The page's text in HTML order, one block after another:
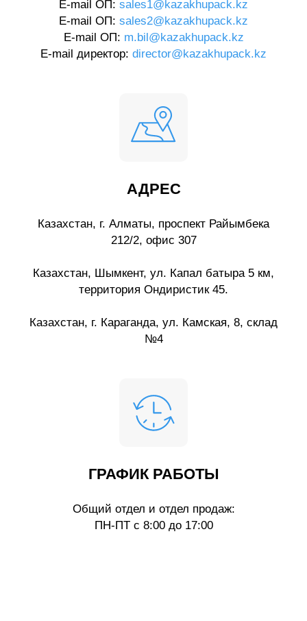
E-mail ОП: sales1@kazakhupack.kz
E-mail ОП: sales2@kazakhupack.kz
E-mail ОП: m.bil@kazakhupack.kz
E-mail директор: director@kazakhupack.kz
АДРЕС
Казахстан, г. Алматы, проспект Райымбека
212/2, офис 307
Казахстан, Шымкент, ул. Капал батыра 5 км,
территория Ондиристик 45.
Казахстан, г. Караганда, ул. Камская, 8, склад
№4
ГРАФИК РАБОТЫ
Общий отдел и отдел продаж:
ПН-ПТ с 8:00 до 17:00